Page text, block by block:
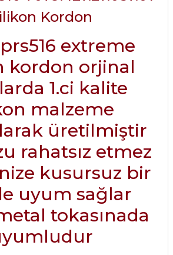
Kordon
extreme
kordon orjinal
1.ci kalite
malzeme
üretilmiştir
rahatsız etmez
kusursuz bir
uyum sağlar
tokasınada